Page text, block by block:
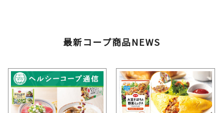
最新コープ商品NEWS